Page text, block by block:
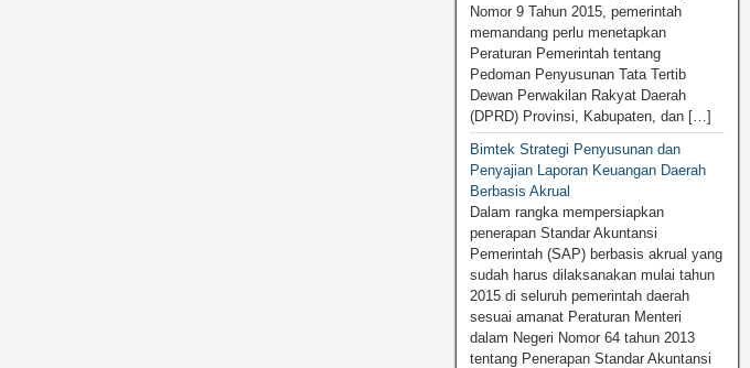
Nomor 9 Tahun 2015, pemerintah
memandang perlu menetapkan
Peraturan Pemerintah tentang
Pedoman Penyusunan Tata Tertib
Dewan Perwakilan Rakyat Daerah
(DPRD) Provinsi, Kabupaten, dan […]
Bimtek Strategi Penyusunan dan
Penyajian Laporan Keuangan Daerah
Berbasis Akrual
Dalam rangka mempersiapkan
penerapan Standar Akuntansi
Pemerintah (SAP) berbasis akrual yang
sudah harus dilaksanakan mulai tahun
2015 di seluruh pemerintah daerah
sesuai amanat Peraturan Menteri
dalam Negeri Nomor 64 tahun 2013
tentang Penerapan Standar Akuntansi